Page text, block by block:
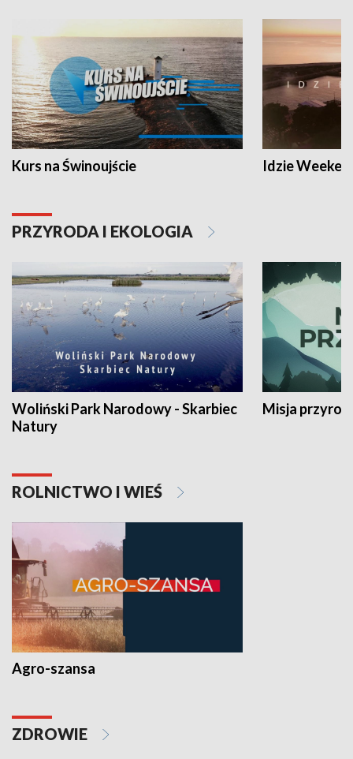
Kurs na Świnoujście Idzie
PRZYRODA I EKOLOGIA
Woliński Park Narodowy - Skarbiec
Natury
Misja
ROLNICTWO I WIEŚ
Agro-szansa
ZDROWIE